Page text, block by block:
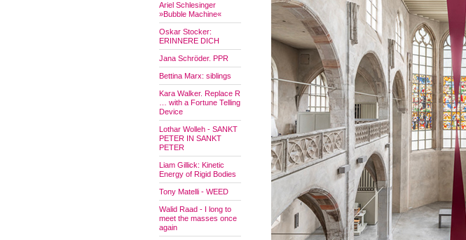
Ariel Schlesinger
»Bubble Machine«
Oskar Stocker:
ERINNERE DICH
Jana Schröder. PPR
Bettina Marx: siblings
Kara Walker. Replace R
… with a Fortune Telling
Device
Lothar Wolleh - SANKT
PETER IN SANKT
PETER
Liam Gillick: Kinetic
Energy of Rigid Bodies
Tony Matelli - WEED
Walid Raad - I long to
meet the masses once
again